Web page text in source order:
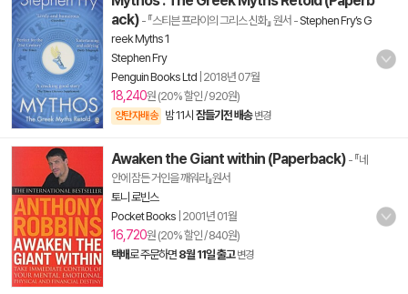
ack) - 『스티븐 프라이의 그리스 신화』 원서 -Stephen Fry’s G
reek Myths 1
Stephen Fry
Penguin Books Ltd 2018년 07월
18,240원 (20% 할인 / 920원)
양탄자배송 밤 11시 잠들기전 배송 변경
Awaken the Giant within (Paperback) - 『네
안에 잠든 거인을 깨워라』원서
토니 로빈스
Pocket Books 2001년 01월
16,720원 (20% 할인 / 840원)
택배로 주문하면 8월 11일 출고 변경